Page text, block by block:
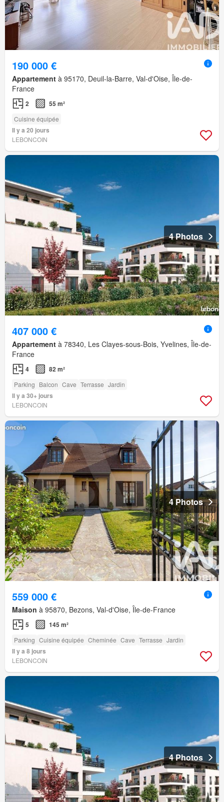
190 000 €
Appartement à 95170, Deuil-la-Barre, Val-d'Oise, Île-de-
France
2 55 m²
Cuisine équipée
Il y a 20 jours
LEBONCOIN
4 Photos
407 000 €
Appartement à 78340, Les Clayes-sous-Bois, Yvelines, Île-de-
France
4 82 m²
Parking Balcon Cave Terrasse Jardin
Il y a 30+ jours
LEBONCOIN
4 Photos
559 000 €
Maison à 95870, Bezons, Val-d'Oise, Île-de-France
5 145 m²
Parking Cuisine équipée Cheminée Cave Terrasse Jardin
Il y a 8 jours
LEBONCOIN
4 Photos